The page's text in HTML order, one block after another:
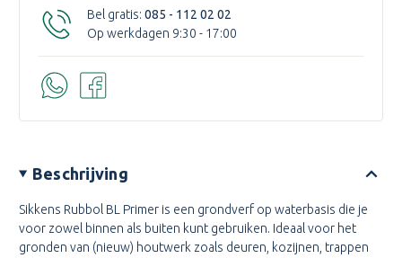
Bel gratis: 085 - 112 02 02
Op werkdagen 9:30 - 17:00
Beschrijving
Sikkens Rubbol BL Primer is een grondverf op waterbasis die je
voor zowel binnen als buiten kunt gebruiken. Ideaal voor het
gronden van (nieuw) houtwerk zoals deuren, kozijnen, trappen